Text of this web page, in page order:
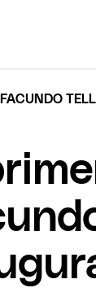
FACUNDO